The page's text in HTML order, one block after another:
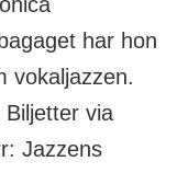
har hon
vokaljazzen.
via
Jazzens